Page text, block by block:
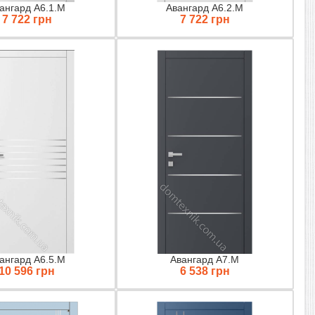
A6.1.M
7 722 грн
Авангард A6.2.M
7 722 грн
A6.5.M
596 грн
Авангард A7.M
6 538 грн